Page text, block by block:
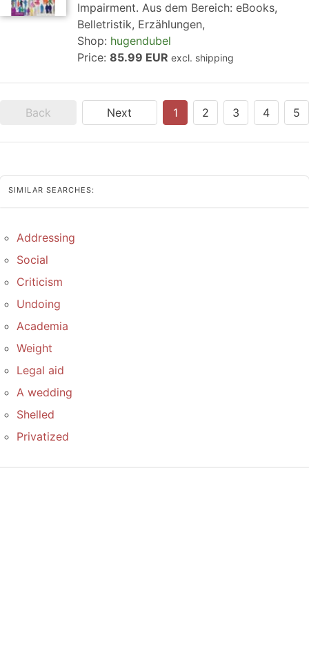
Impairment. Aus dem Bereich: eBooks,
Belletristik, Erzählungen,
Shop: hugendubel
Price: 85.99 EUR excl. shipping
Back Next 1 2 3 4 5
SIMILAR SEARCHES:
Addressing
Social
Criticism
Undoing
Academia
Weight
Legal aid
A wedding
Shelled
Privatized